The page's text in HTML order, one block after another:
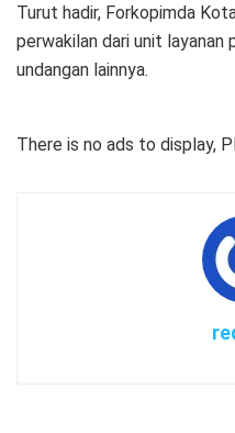
Turut hadir, Forkopimda
perwakilan dari unit layanan
undangan lainnya.
There is no ads to display,